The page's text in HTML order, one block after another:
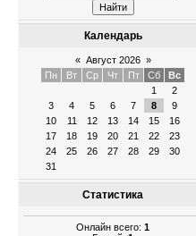
Календарь
« Август 2026 »
Пн
Вт Ср Чт Пт Сб
Вс
1
2
3
4 5 6 7 8
9
10
11 12 13 14 15
16
17
18 19 20 21 22
23
24
25 26 27 28 29
30
31
Статистика
Онлайн всего: 1